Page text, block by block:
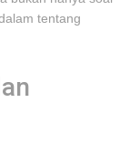
tentang